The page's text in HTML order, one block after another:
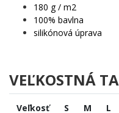
180 g / m2
100% bavlna
silikónová úprava
VEĽKOSTNÁ
Veľkosť S M L